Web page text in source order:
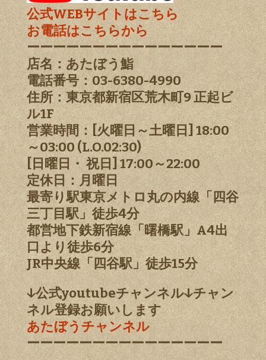
公式WEBサイトはこちら
お電話はこちらから
ーーーーーーーーーーーーーーー
店名：あたぼう鮨
電話番号：03-6380-4990
住所：東京都新宿区荒木町9 正起ビ
ル1F
営業時間：[火曜日～土曜日] 18:00
～03:00 (L.O.02:30)
[日曜日・ 祝日] 17:00～22:00
定休日：月曜日
最寄り駅東京メトロ丸の内線「四谷
三丁目駅」徒歩4分
都営地下鉄新宿線「曙橋駅」A4出
口より徒歩6分
JR中央線「四谷駅」徒歩15分
↓公式youtubeチャンネル↓チャン
ネル登録お願いします
あたぼうチャンネル
ーーーーーーーーーーーーーーー